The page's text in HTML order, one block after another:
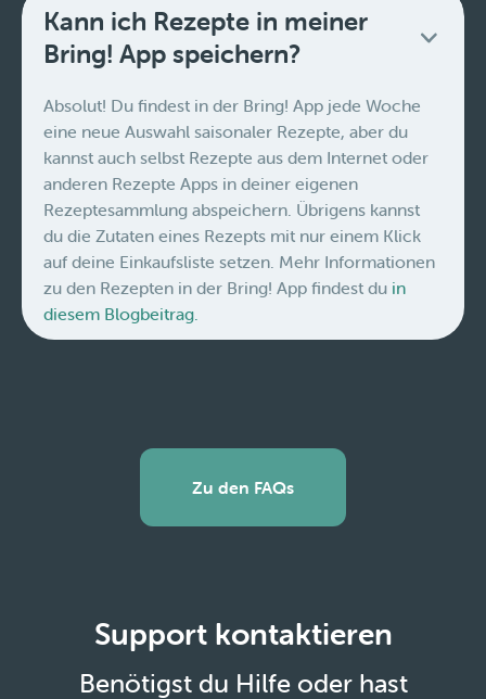
Kann ich Rezepte in meiner
Bring! App speichern?
Absolut! Du findest in der Bring! App jede Woche
eine neue Auswahl saisonaler Rezepte, aber du
kannst auch selbst Rezepte aus dem Internet oder
anderen Rezepte Apps in deiner eigenen
Rezeptesammlung abspeichern. Übrigens kannst
du die Zutaten eines Rezepts mit nur einem Klick
auf deine Einkaufsliste setzen. Mehr Informationen
zu den Rezepten in der Bring! App findest du in
diesem Blogbeitrag.
Zu den FAQs
Support kontaktieren
Benötigst du Hilfe oder hast